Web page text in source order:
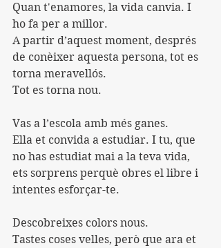
Quan t'enamores, la vida canvia. I
ho fa per a millor.
A partir d’aquest moment, després
de conèixer aquesta persona, tot es
torna meravellós.
Tot es torna nou.
Vas a l’escola amb més ganes.
Ella et convida a estudiar. I tu, que
no has estudiat mai a la teva vida,
ets sorprens perquè obres el libre i
intentes esforçar-te.
Descobreixes colors nous.
Tastes coses velles, però que ara et